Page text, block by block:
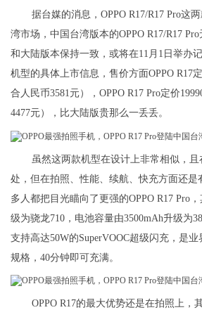
据台媒的消息，OPPO R17/R17 Pro这
湾市场，中国台湾版本的OPPO R17/R17
和大陆版本保持一致，或将在11月1日举办
机型的具体上市信息，售价方面OPPO R17
合人民币3581元），OPPO R17 Pro定价
4477元），比大陆版贵那么一丢丢。
虽然这两款机型在设计上非常相似，
处，但在拍照、性能、续航、快充方面还是
多人都把目光瞄向了更强的OPPO R17 Pro
级为骁龙710，电池容量由3500mAh升级为
支持高达50W的SuperVOOC超级闪充，是
规格，40分钟即可充满。
OPPO R17的最大优势还是在拍照上，